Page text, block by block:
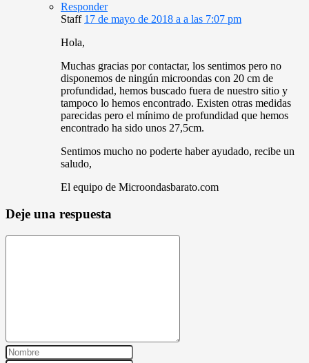
Responder
Staff 17 de mayo de 2018 a a las 7:07 pm
Hola,
Muchas gracias por contactar, los sentimos pero no
disponemos de ningún microondas con 20 cm de
profundidad, hemos buscado fuera de nuestro sitio y
tampoco lo hemos encontrado. Existen otras medidas
parecidas pero el mínimo de profundidad que hemos
encontrado ha sido unos 27,5cm.
Sentimos mucho no poderte haber ayudado, recibe un
saludo,
El equipo de Microondasbarato.com
Deje una respuesta